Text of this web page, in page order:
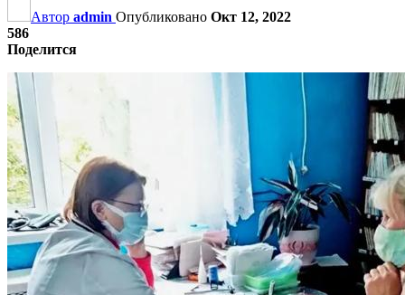
Автор admin Опубликовано Окт 12, 2022
586
Поделится